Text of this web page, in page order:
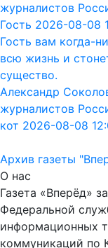
журналистов
Гость 2026-08-08
Гость вам когда-
всю жизнь и
существо.
Александр
журналистов
кот 2026-08-08
Архив газеты
О нас
Газета «Вперёд»
Федеральной
информационных
коммуникаций по